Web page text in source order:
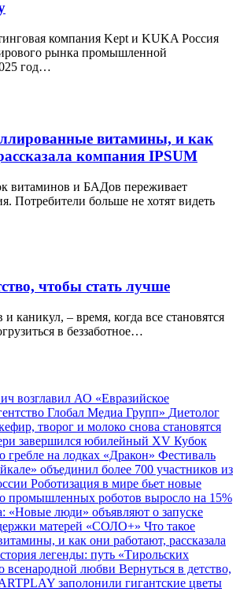
компания Kept и KUKA Россия
рынка промышленной
год…
витамины, и как
компания IPSUM
витаминов и БАДов переживает
Потребители больше не хотят видеть
чтобы стать лучше
каникул, – время, когда все становятся
в беззаботное…
возглавил АО «Евразийское
Глобал Медиа Групп» Диетолог
творог и молоко снова становятся
завершился юбилейный XV Кубок
гребле на лодках «Дракон» Фестиваль
объединил более 700 участников из
Роботизация в мире бьет новые
промышленных роботов выросло на 15%
«Новые люди» объявляют о запуске
матерей «СОЛО+» Что такое
и как они работают, рассказала
легенды: путь «Тирольских
всенародной любви Вернуться в детство,
заполонили гигантские цветы